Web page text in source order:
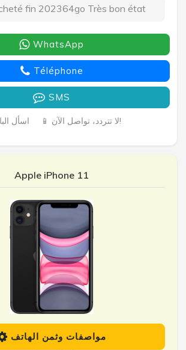
fin 202364go Très bon état
WhatsApp
Téléphone
SMS
✔️ اسأل 📱 لا تتردد، تواصل الآن!
Apple iPhone 11
مواصفات وثمن الهاتف